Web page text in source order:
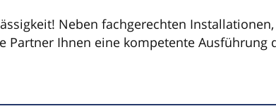
Neben fachgerechten
Partner Ihnen eine kompetente Ausführung